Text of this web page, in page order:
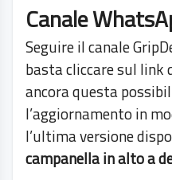
Canale
Seguire il canale
basta cliccare sul
ancora questa
l’aggiornamento in
l’ultima versione
campanella in alto a